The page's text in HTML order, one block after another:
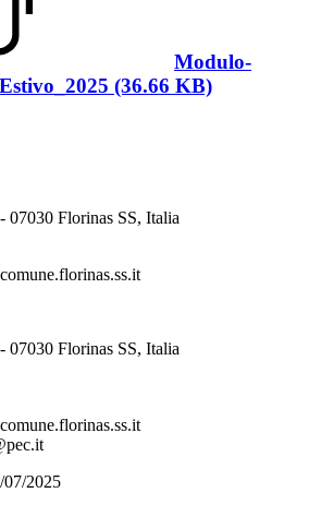
Modulo-
(36.66 KB)
07030 Florinas SS, Italia
07030 Florinas SS, Italia
07/2025